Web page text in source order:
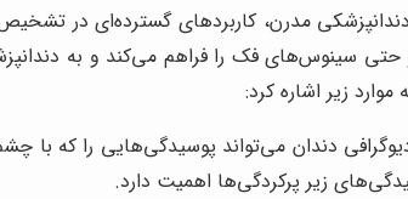
دندانپزشکی مدرن، کاربردهای گسترده‌ای در
سینوس‌های فک را فراهم می‌کند و به
زیر اشاره کرد:
دندان می‌تواند پوسیدگی‌هایی را که با
زیر پرکردگی‌ها اهمیت دارد.